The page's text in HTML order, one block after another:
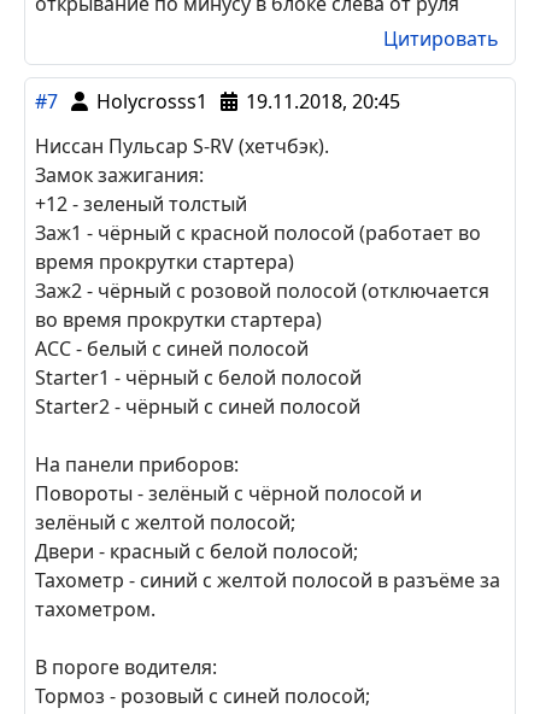
Цитировать
#7 Holycrosss1
19.11.2018, 20:45
Ниссан Пульсар S-RV (хетчбэк).
Замок зажигания:
+12 - зеленый толстый
Заж1 - чёрный с красной полосой (работает во
время прокрутки стартера)
Заж2 - чёрный с розовой полосой (отключается
во время прокрутки стартера)
АСС - белый с синей полосой
Starter1 - чёрный с белой полосой
Starter2 - чёрный с синей полосой
На панели приборов:
Повороты - зелёный с чёрной полосой и
зелёный с желтой полосой;
Двери - красный с белой полосой;
Тахометр - синий с желтой полосой в разъёме за
тахометром.
В пороге водителя:
Тормоз - розовый с синей полосой;